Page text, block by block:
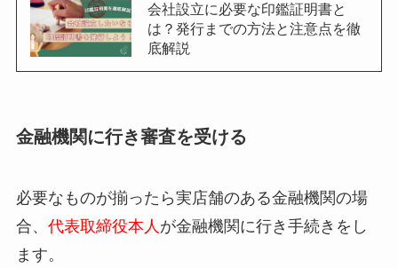
会社設立に必要な印鑑証明書と
は？発行までの方法と注意点を徹
底解説
金融機関に行き審査を受ける
必要なものが揃ったら実店舗のある金融機関の場
合、 代表取締役本人 が金融機関に行き手続きをし
ます。